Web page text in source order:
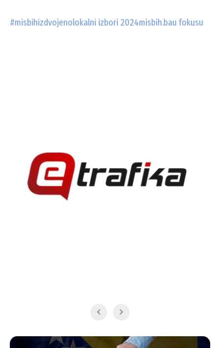
#misbihizdvojenolokalni izbori 2024misbih.bau fokusu